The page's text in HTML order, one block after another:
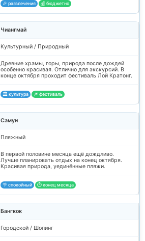
🎉 развлечения 💰 бюджетно
Чиангмай
Культурный / Природный
Древние храмы, горы, природа после дождей
особенно красивая. Отлично для экскурсий. В
конце октября проходит фестиваль Лой Кратонг.
🏛️ культура 🎆 фестиваль
Самуи
Пляжный
В первой половине месяца ещё дождливо.
Лучше планировать отдых на конец октября.
Красивая природа, уединённые пляжи.
🌴 спокойный ⏱️ конец месяца
Бангкок
Городской / Шопинг